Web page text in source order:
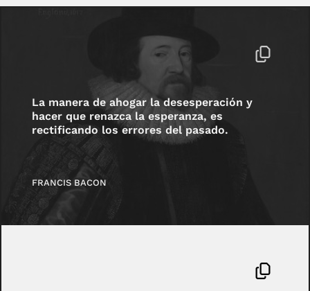
La manera de ahogar la desesperación y
hacer que renazca la esperanza, es
rectificando los errores del pasado.
FRANCIS BACON